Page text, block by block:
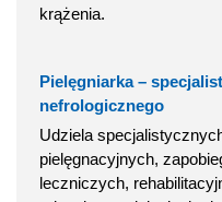
krążenia.
Pielęgniarka –
nefrologicznego
Udziela
pielęgnacyjnych,
leczniczych,